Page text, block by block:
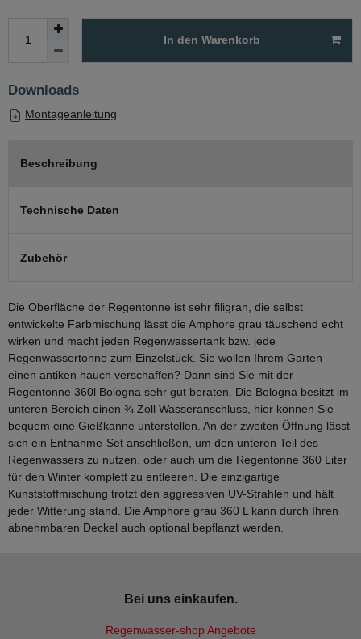
In den Warenkorb
Downloads
Montageanleitung
Beschreibung
Technische Daten
Zubehör
Die Oberfläche der Regentonne ist sehr filigran, die selbst
entwickelte Farbmischung lässt die Amphore grau täuschend echt
wirken und macht jeden Regenwassertank bzw. jede
Regenwassertonne zum Einzelstück. Sie wollen Ihrem Garten
einen antiken hauch verschaffen? Dann sind Sie mit der
Regentonne 360l Bologna sehr gut beraten. Die Bologna besitzt im
unteren Bereich einen ¾ Zoll Wasseranschluss, hier können Sie
bequem eine Gießkanne unterstellen. An der zweiten Öffnung lässt
sich ein Entnahme-Set anschließen, um den unteren Teil des
Regenwassers zu nutzen, oder auch um die Regentonne 360 Liter
für den Winter komplett zu entleeren. Die einzigartige
Kunststoffmischung trotzt den aggressiven UV-Strahlen und hält
jeder Witterung stand. Die Amphore grau 360 L kann durch Ihren
abnehmbaren Deckel auch optional bepflanzt werden.
Bei uns einkaufen.
Regenwasser-shop Angebote